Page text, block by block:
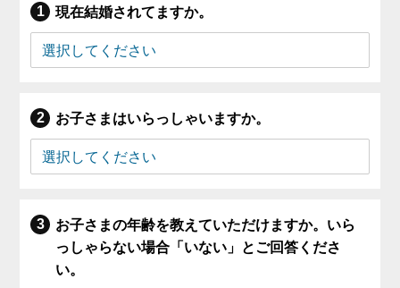
現在結婚されてますか。
お子さまはいらっしゃいますか。
お子さまの年齢を教えていただけますか。いら
っしゃらない場合「いない」とご回答くださ
い。